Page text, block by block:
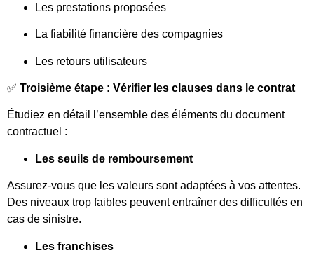
Les prestations proposées
La fiabilité financière des compagnies
Les retours utilisateurs
✅ Troisième étape : Vérifier les clauses dans le contrat
Étudiez en détail l’ensemble des éléments du document
contractuel :
Les seuils de remboursement
Assurez-vous que les valeurs sont adaptées à vos attentes.
Des niveaux trop faibles peuvent entraîner des difficultés en
cas de sinistre.
Les franchises